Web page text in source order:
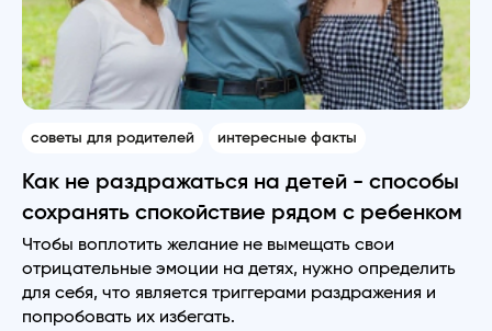
советы для родителей интересные факты
Как не раздражаться на детей - способы
сохранять спокойствие рядом с ребенком
Чтобы воплотить желание не вымещать свои
отрицательные эмоции на детях, нужно определить
для себя, что является триггерами раздражения и
попробовать их избегать.